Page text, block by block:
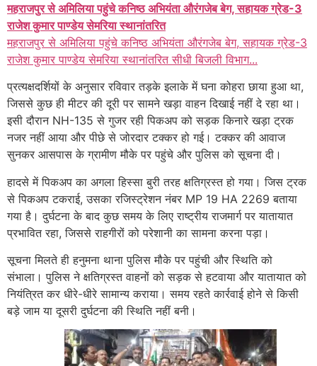
महराजपुर से अमिलिया पहुंचे कनिष्ठ अभियंता औरंगजेब बेग, सहायक ग्रेड-3
राजेश कुमार पाण्डेय सेमरिया स्थानांतरित
महराजपुर से अमिलिया पहुंचे कनिष्ठ अभियंता औरंगजेब बेग, सहायक ग्रेड-3
राजेश कुमार पाण्डेय सेमरिया स्थानांतरित सीधी बिजली विभाग...
प्रत्यक्षदर्शियों के अनुसार रविवार तड़के इलाके में घना कोहरा छाया हुआ था,
जिससे कुछ ही मीटर की दूरी पर सामने खड़ा वाहन दिखाई नहीं दे रहा था।
इसी दौरान NH-135 से गुजर रही पिकअप को सड़क किनारे खड़ा ट्रक
नजर नहीं आया और पीछे से जोरदार टक्कर हो गई। टक्कर की आवाज
सुनकर आसपास के ग्रामीण मौके पर पहुंचे और पुलिस को सूचना दी।
हादसे में पिकअप का अगला हिस्सा बुरी तरह क्षतिग्रस्त हो गया। जिस ट्रक
से पिकअप टकराई, उसका रजिस्ट्रेशन नंबर MP 19 HA 2269 बताया
गया है। दुर्घटना के बाद कुछ समय के लिए राष्ट्रीय राजमार्ग पर यातायात
प्रभावित रहा, जिससे राहगीरों को परेशानी का सामना करना पड़ा।
सूचना मिलते ही हनुमना थाना पुलिस मौके पर पहुंची और स्थिति को
संभाला। पुलिस ने क्षतिग्रस्त वाहनों को सड़क से हटवाया और यातायात को
नियंत्रित कर धीरे-धीरे सामान्य कराया। समय रहते कार्रवाई होने से किसी
बड़े जाम या दूसरी दुर्घटना की स्थिति नहीं बनी।